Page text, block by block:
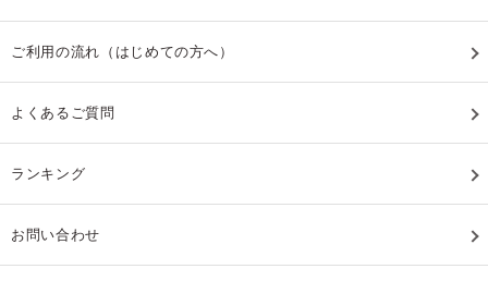
ご利用の流れ（はじめての方へ）
よくあるご質問
ランキング
お問い合わせ